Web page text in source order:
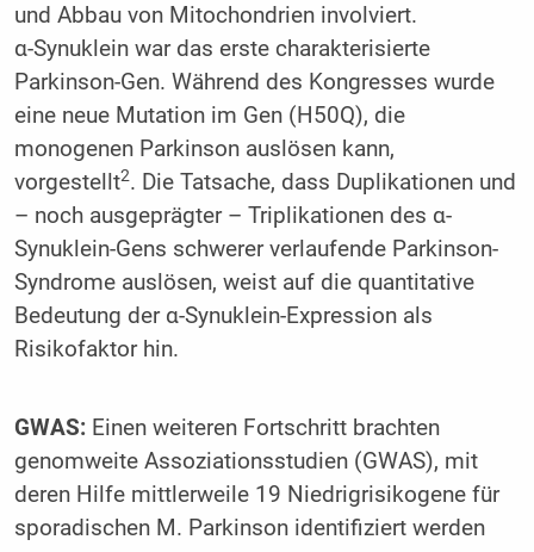
und Abbau von Mitochondrien involviert.
α-Synuklein war das erste charakterisierte
Parkinson-Gen. Während des Kongresses wurde
eine neue Mutation im Gen (H50Q), die
monogenen Parkinson auslösen kann,
vorgestellt2. Die Tatsache, dass Duplikationen und
– noch ausgeprägter – Triplikationen des α-
Synuklein-Gens schwerer verlaufende Parkinson-
Syndrome auslösen, weist auf die quantitative
Bedeutung der α-Synuklein-Expression als
Risikofaktor hin.
GWAS:Einen weiteren Fortschritt brachten
genomweite Assoziationsstudien (GWAS), mit
deren Hilfe mittlerweile 19 Niedrigrisikogene für
sporadischen M. Parkinson identifiziert werden